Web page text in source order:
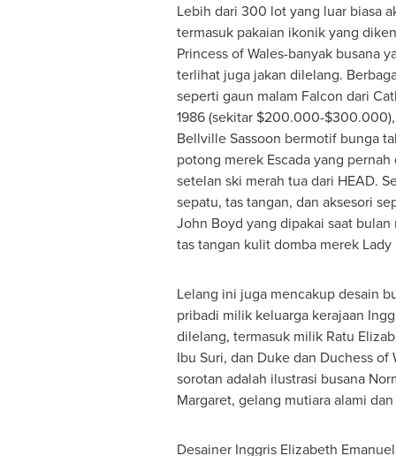
Lebih dari 300 lot yang luar biasa
termasuk pakaian ikonik yang
Princess ofWales-banyak busana
terlihat juga jakan dilelang.
seperti gaun malam Falcon dari
1986 (sekitar $200.000-$300.000
Bellville Sassoon bermotif bunga
potong merek Escada yang
setelan ski merah tua dari HEAD.
sepatu, tas tangan, dan aksesori
John Boyd yang dipakai saat bulan
tas tangan kulit domba merek Lady
Lelang ini juga mencakup desain
pribadi milik keluarga kerajaan
dilelang, termasuk milik Ratu
Ibu Suri, dan Dukedan Duchess of
sorotan adalah ilustrasi busana
Margaret, gelang mutiara alami
Desainer Inggris Elizabeth